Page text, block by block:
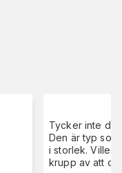
Tycker inte
Den är typ
i storlek. Ville
krupp av att